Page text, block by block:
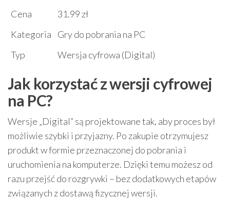
Cena
31.99 zł
Kategoria
Gry do pobrania na PC
Typ
Wersja cyfrowa (Digital)
Jak korzystać z wersji cyfrowej
na PC?
Wersje „Digital” są projektowane tak, aby proces był
możliwie szybki i przyjazny. Po zakupie otrzymujesz
produkt w formie przeznaczonej do pobrania i
uruchomienia na komputerze. Dzięki temu możesz od
razu przejść do rozgrywki – bez dodatkowych etapów
związanych z dostawą fizycznej wersji.